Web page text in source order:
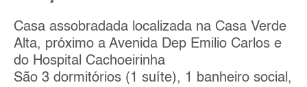
Casa assobradada localizada na Casa Verde
Alta, próximo a Avenida Dep Emilio Carlos e
do Hospital Cachoeirinha
São 3 dormitórios (1 suíte), 1 banheiro social,